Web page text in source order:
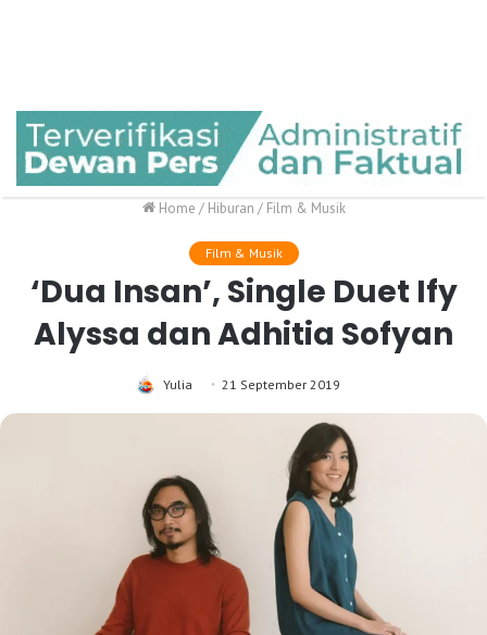
Home / Hiburan / Film & Musik
Film & Musik
‘Dua Insan’, Single Duet Ify
Alyssa dan Adhitia Sofyan
Yulia 21 September 2019